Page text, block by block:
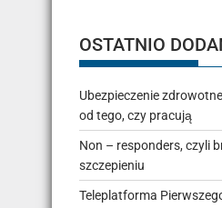
OSTATNIO
Ubezpieczenie
od tego, czy pracują
Non – responders, czyli
szczepieniu
Teleplatforma